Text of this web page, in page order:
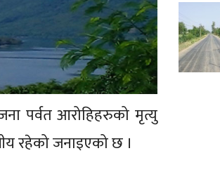
पर्वत आरोहिहरुको मृत्यु
रहेको जनाइएको छ ।